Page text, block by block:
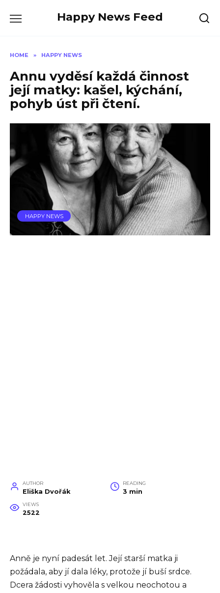
Happy News Feed
HOME » HAPPY NEWS
Annu vyděsí každá činnost
její matky: kašel, kýchání,
pohyb úst při čtení.
HAPPY NEWS
AUTHOR
Eliška Dvořák
READING
3 min
VIEWS
2522
Anně je nyní padesát let. Její starší matka ji
požádala, aby jí dala léky, protože jí buší srdce.
Dcera žádosti vyhověla s velkou neochotou a